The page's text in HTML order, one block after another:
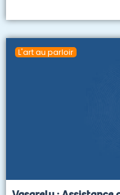
L'art au parloir